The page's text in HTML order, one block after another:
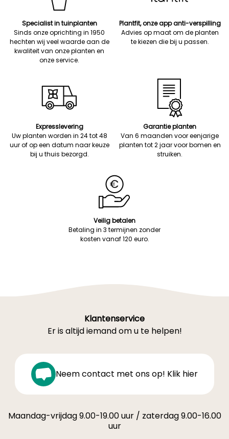
Specialist in tuinplanten
Sinds onze oprichting in 1950
hechten wij veel waarde aan de
kwaliteit van onze planten en
onze service.
Plantfit, onze app anti-verspilling
Advies op maat om de planten
te kiezen die bij u passen.
Expresslevering
Uw planten worden in 24 tot 48
uur of op een datum naar keuze
bij u thuis bezorgd.
Garantie planten
Van 6 maanden voor eenjarige
planten tot 2 jaar voor bomen en
struiken.
Veilig betalen
Betaling in 3 termijnen zonder
kosten vanaf 120 euro.
Klantenservice
Er is altijd iemand om u te helpen!
Neem contact met ons op! Klik hier
Maandag-vrijdag 9.00-19.00 uur / zaterdag 9.00-16.00
uur